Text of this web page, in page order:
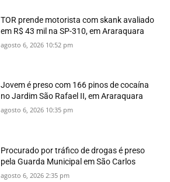
TOR prende motorista com skank avaliado
em R$ 43 mil na SP-310, em Araraquara
agosto 6, 2026 10:52 pm
Jovem é preso com 166 pinos de cocaína
no Jardim São Rafael II, em Araraquara
agosto 6, 2026 10:35 pm
Procurado por tráfico de drogas é preso
pela Guarda Municipal em São Carlos
agosto 6, 2026 2:35 pm